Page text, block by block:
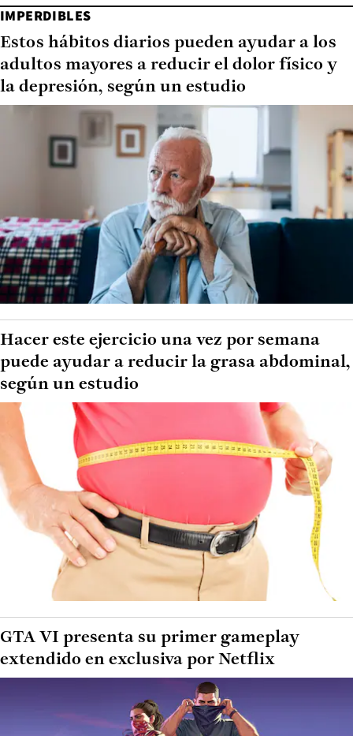
IMPERDIBLES
Estos hábitos diarios pueden ayudar a los
adultos mayores a reducir el dolor físico y
la depresión, según un estudio
Hacer este ejercicio una vez por semana
puede ayudar a reducir la grasa abdominal,
según un estudio
GTA VI presenta su primer gameplay
extendido en exclusiva por Netflix